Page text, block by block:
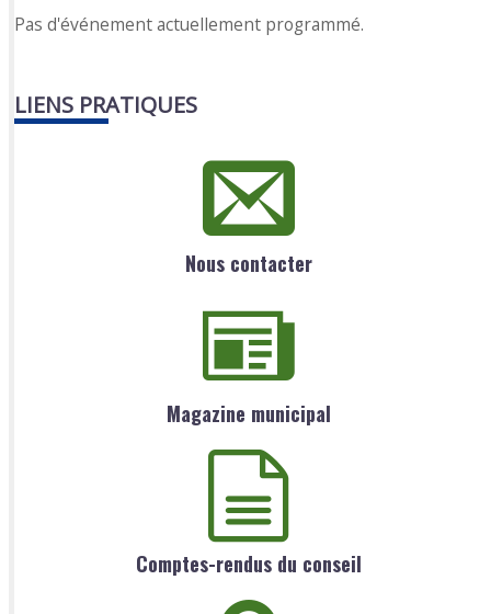
Pas d'événement actuellement programmé.
LIENS PRATIQUES
Nous contacter
Magazine municipal
Comptes-rendus du conseil